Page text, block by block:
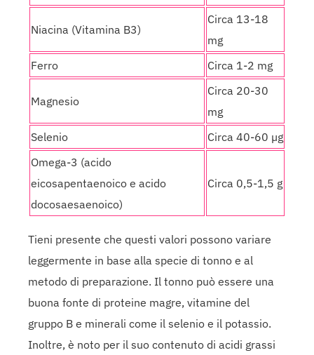
Niacina (Vitamina B3)
Circa 13-18
mg
Ferro
Circa 1-2 mg
Magnesio
Circa 20-30
mg
Selenio
Circa 40-60 µg
Omega-3 (acido
eicosapentaenoico e acido
docosaesaenoico)
Circa 0,5-1,5 g
Tieni presente che questi valori possono variare
leggermente in base alla specie di tonno e al
metodo di preparazione. Il tonno può essere una
buona fonte di proteine magre, vitamine del
gruppo B e minerali come il selenio e il potassio.
Inoltre, è noto per il suo contenuto di acidi grassi